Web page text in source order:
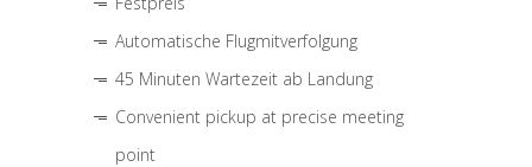
Automatische Flugmitverfolgung
45 Minuten Wartezeit ab Landung
Convenient pickup at precise meeting
point